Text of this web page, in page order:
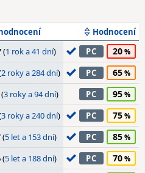
Hodnocení
(1 rok a 41 dní) PC 20
2 roky a 284 dní) PC 65
3 roky a 94 dní) PC 95
3 roky a 240 dní) PC 75
(5 let a 153 dní) PC 85
(5 let a 188 dní) PC 70